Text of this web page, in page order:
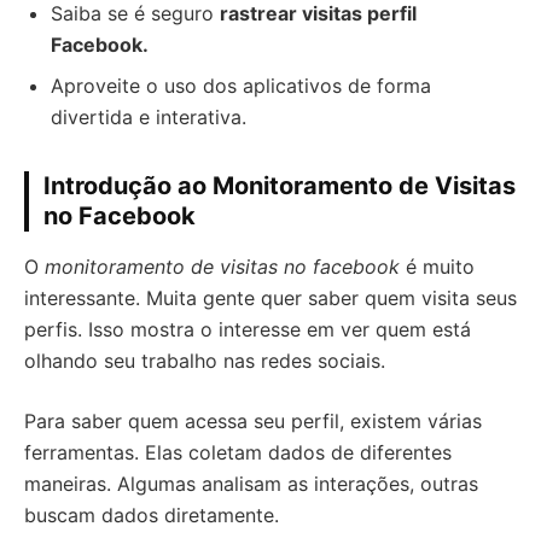
Saiba se é seguro rastrear visitas perfil
Facebook.
Aproveite o uso dos aplicativos de forma
divertida e interativa.
Introdução ao Monitoramento de Visitas
no Facebook
O monitoramento de visitas no facebook é muito
interessante. Muita gente quer saber quem visita seus
perfis. Isso mostra o interesse em ver quem está
olhando seu trabalho nas redes sociais.
Para saber quem acessa seu perfil, existem várias
ferramentas. Elas coletam dados de diferentes
maneiras. Algumas analisam as interações, outras
buscam dados diretamente.